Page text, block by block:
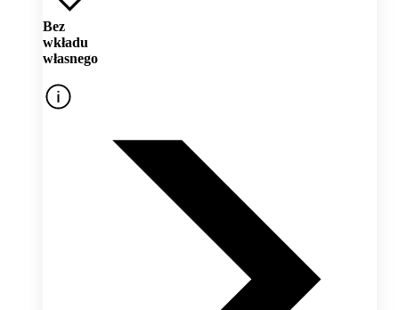
Bez
wkładu
własnego